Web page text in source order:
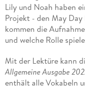
Lily und Noah haben
Projekt - den May
kommen die
und welche Rolle
Mit der Lektüre kann
Allgemeine Ausgabe
enthält alle Vokabeln